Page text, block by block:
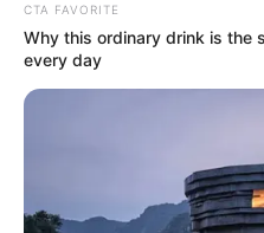
CTA FAVORITE
Why this ordinary drink is the
every day